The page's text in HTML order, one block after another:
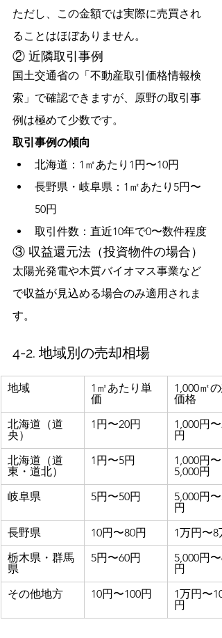
ただし、この金額では実際に売買され
ることはほぼありません。
② 近隣取引事例
国土交通省の「不動産取引価格情報検
索」で確認できますが、原野の取引事
例は極めて少数です。
取引事例の傾向
北海道：1㎡あたり1円〜10円
長野県・岐阜県：1㎡あたり5円〜
50円
取引件数：直近10年で0〜数件程度
③ 収益還元法（投資物件の場合）
太陽光発電や木質バイオマス事業など
で収益が見込める場合のみ適用されま
す。
4-2. 地域別の売却相場
地域
1㎡あたり単
価
1,000㎡の
価格
北海道（道
央）
1円〜20円
1,000円〜
円
北海道（道
東・道北）
1円〜5円
1,000円〜
5,000円
岐阜県
5円〜50円
5,000円〜
円
長野県
10円〜80円
1万円〜8
栃木県・群馬
県
5円〜60円
5,000円〜
円
その他地方
10円〜100円
1万円〜10
円